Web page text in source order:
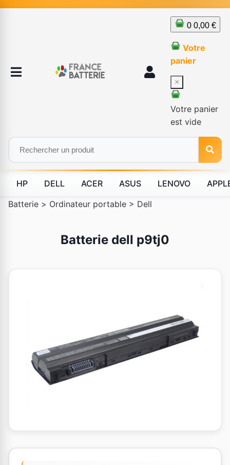
0 0,00 €
Votre
panier
×
Votre panier
est vide
HP DELL ACER ASUS LENOVO
Batterie > Ordinateur portable > Dell
Batterie dell p9tj0